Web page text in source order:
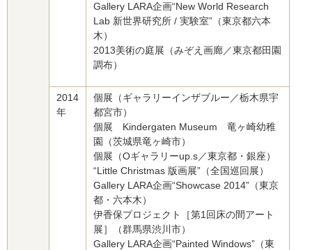
Gallery LARA企画“New World Research
Lab 新世界研究所 / 実験室”（東京都六本
木）
2013美術の庭展（みぞえ画廊／東京都田園
調布）
2014
年
個展（ギャラリーインザブルー／栃木県宇
都宮市）
個展 Kindergaten Museum 竜ヶ崎幼稚
園（茨城県竜ヶ崎市）
個展（Oギャラリーup.s／東京都・銀座）
“Little Christmas 版画展”（全国巡回展）
Gallery LARA企画“Showcase 2014”（東京
都・六本木）
伊香保プロジェクト［第1回床の間アート
展］（群馬県渋川市）
Gallery LARA企画“Painted Windows”（東